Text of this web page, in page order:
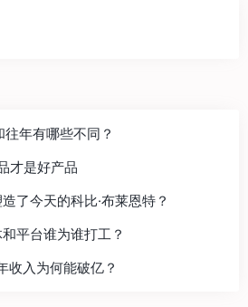
年有哪些不同？
才是好产品
了今天的科比·布莱恩特？
平台谁为谁打工？
收入为何能破亿？